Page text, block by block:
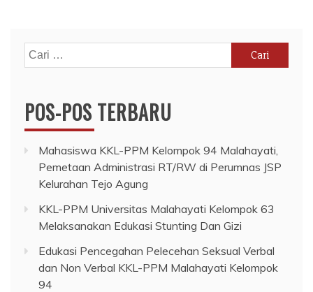
Cari
untuk:
POS-POS TERBARU
Mahasiswa KKL-PPM Kelompok 94 Malahayati,
Pemetaan Administrasi RT/RW di Perumnas JSP
Kelurahan Tejo Agung
KKL-PPM Universitas Malahayati Kelompok 63
Melaksanakan Edukasi Stunting Dan Gizi
Edukasi Pencegahan Pelecehan Seksual Verbal
dan Non Verbal KKL-PPM Malahayati Kelompok
94